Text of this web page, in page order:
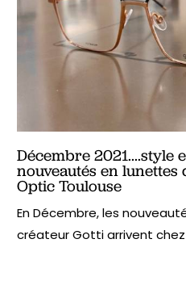
Décembre 2021....style
nouveautés en lunettes
Optic Toulouse
En Décembre, les
créateur Gotti arrivent chez